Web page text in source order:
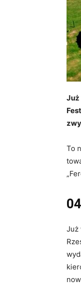
Już
To
Już